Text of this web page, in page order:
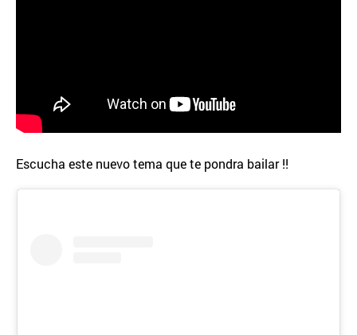
Escucha este nuevo tema que te pondra bailar !!